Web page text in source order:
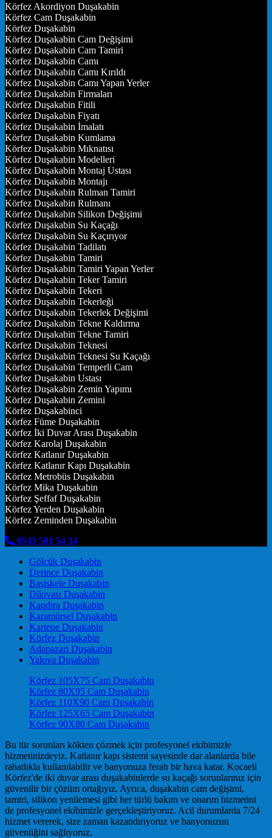
Körfez Akordiyon Duşakabin
Körfez Cam Duşakabin
Körfez Duşakabin
Körfez Duşakabin Cam Değişimi
Körfez Duşakabin Cam Tamiri
Körfez Duşakabin Camı
Körfez Duşakabin Camı Kırıldı
Körfez Duşakabin Camı Yapan Yerler
Körfez Duşakabin Firmaları
Körfez Duşakabin Fitili
Körfez Duşakabin Fiyatı
Körfez Duşakabin İmalatı
Körfez Duşakabin Kumlama
Körfez Duşakabin Mıknatısı
Körfez Duşakabin Modelleri
Körfez Duşakabin Montaj Ustası
Körfez Duşakabin Montajı
Körfez Duşakabin Rulman Tamiri
Körfez Duşakabin Rulmanı
Körfez Duşakabin Silikon Değişimi
Körfez Duşakabin Su Kaçağı
Körfez Duşakabin Su Kaçırıyor
Körfez Duşakabin Tadilatı
Körfez Duşakabin Tamiri
Körfez Duşakabin Tamiri Yapan Yerler
Körfez Duşakabin Teker Tamiri
Körfez Duşakabin Tekeri
Körfez Duşakabin Tekerleği
Körfez Duşakabin Tekerlek Değişimi
Körfez Duşakabin Tekne Kaldırma
Körfez Duşakabin Tekne Tamiri
Körfez Duşakabin Teknesi
Körfez Duşakabin Teknesi Su Kaçağı
Körfez Duşakabin Temperli Cam
Körfez Duşakabin Ustası
Körfez Duşakabin Zemin Yapımı
Körfez Duşakabin Zemini
Körfez Duşakabinci
Körfez Füme Duşakabin
Körfez İki Duvar Arası Duşakabin
Körfez Karolaj Duşakabin
Körfez Katlanır Duşakabin
Körfez Katlanır Kapı Duşakabin
Körfez Metrobüs Duşakabin
Körfez Mika Duşakabin
Körfez Şeffaf Duşakabin
Körfez Yerden Duşakabin
Körfez Zeminden Duşakabin
0543 501 54 34
Gölcük Duşakabin
Derince Duşakabin
Başiskele Duşakabin
Dilovası Duşakabin
Kandıra Duşakabin
Karamürsel Duşakabin
Kartepe Duşakabin
Körfez Duşakabin
Adapazarı Duşakabin
Yalova Duşakabin
Körfez 105X75 Cam Duşakabin
Körfez 80X95 Cam Duşakabin
Körfez 110X90 Cam Duşakabin
Körfez 125X65 Cam Duşakabin
Körfez 90X80 Cam Duşakabin
Bu tür sorunları kökten çözmek için profesyonel ekibimizle
hizmetinizdeyiz. Katlanır kapı sistemi sayesinde dar alanlarda bile
rahatlıkla kullanılabilir ve banyonuza ferah bir hava katar. Kocaeli
Körfez'de iki duvar arası duşakabinlerde su kaçağı sorunlarınız için
güvenilir bir çözüm ortağıyız. Ayrıca, duşakabin cam değişimi,
tamiri, silikon yenilemesi gibi her türlü bakım ve onarım hizmetini
de profesyonel ekibimizle gerçekleştiriyoruz. Acil durumlarda 7/24
hizmet vererek, size zaman kazandırıyoruz ve banyonuzun
güvenliğini sağlıyoruz.